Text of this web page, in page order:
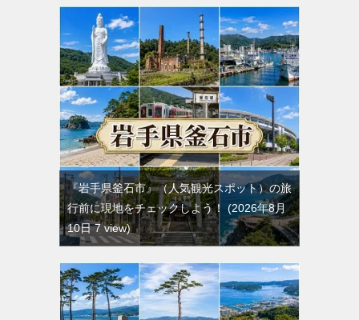
『岩手県釜石市』（人気観光スポット）の旅
行前に現地をチェックしよう！
2026年8月
10日 7 view